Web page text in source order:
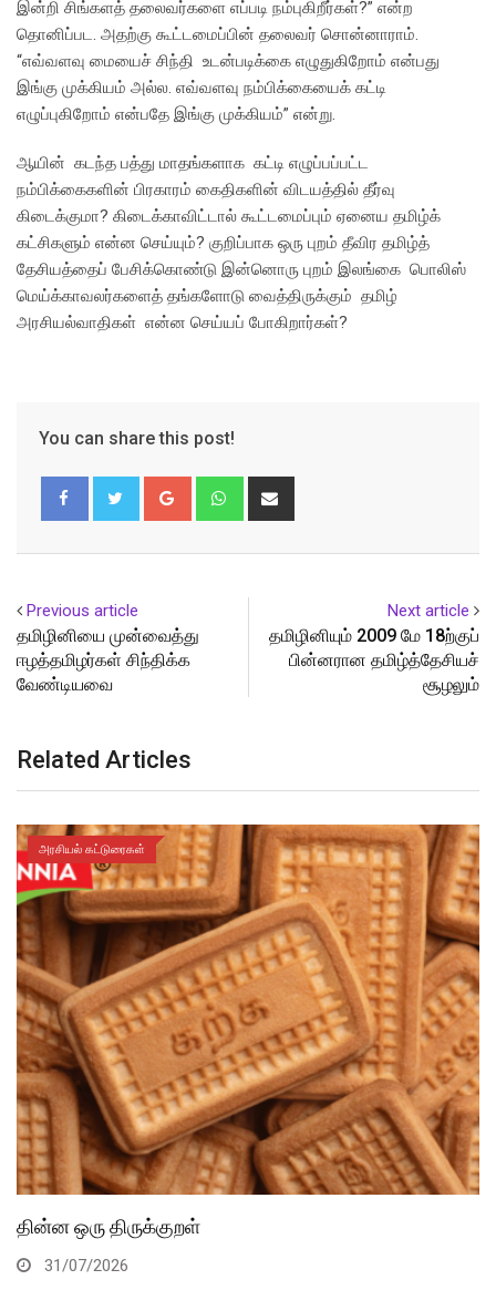
இன்றி சிங்களத் தலைவர்களை எப்படி நம்புகிறீர்கள்?” என்ற
தொனிப்பட. அதற்கு கூட்டமைப்பின் தலைவர் சொன்னாராம்.
“எவ்வளவு மையைச் சிந்தி உடன்படிக்கை எழுதுகிறோம் என்பது
இங்கு முக்கியம் அல்ல. எவ்வளவு நம்பிக்கையைக் கட்டி
எழுப்புகிறோம் என்பதே இங்கு முக்கியம்” என்று.
ஆயின் கடந்த பத்து மாதங்களாக கட்டி எழுப்பப்பட்ட
நம்பிக்கைகளின் பிரகாரம் கைதிகளின் விடயத்தில் தீர்வு
கிடைக்குமா? கிடைக்காவிட்டால் கூட்டமைப்பும் ஏனைய தமிழ்க்
கட்சிகளும் என்ன செய்யும்? குறிப்பாக ஒரு புறம் தீவிர தமிழ்த்
தேசியத்தைப் பேசிக்கொண்டு இன்னொரு புறம் இலங்கை பொலிஸ்
மெய்க்காவலர்களைத் தங்களோடு வைத்திருக்கும் தமிழ்
அரசியல்வாதிகள் என்ன செய்யப் போகிறார்கள்?
You can share this post!
Google+ Whatsapp
Previous article
தமிழினியை முன்வைத்து
ஈழத்தமிழர்கள் சிந்திக்க
வேண்டியவை
Next article
தமிழினியும் 2009 மே 18ற்குப்
பின்னரான தமிழ்த்தேசியச்
சூழலும்
Related Articles
அரசியல் கட்டுரைகள்
தின்ன ஒரு திருக்குறள்
31/07/2026